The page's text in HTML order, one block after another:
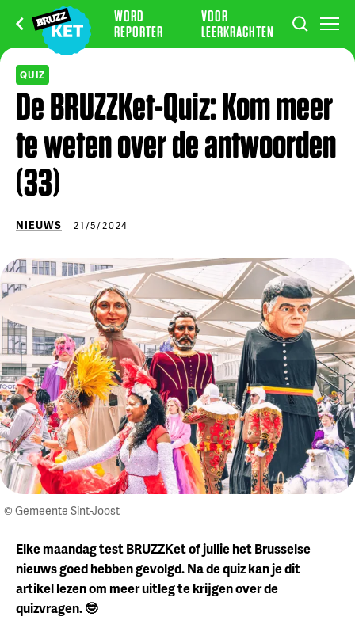
WORD
REPORTER
VOOR
LEERKRACHTEN
QUIZ
De BRUZZKet-Quiz: Kom meer
te weten over de antwoorden
(33)
NIEUWS 21/5/2024
© Gemeente Sint-Joost
Elke maandag test BRUZZKet of jullie het Brusselse
nieuws goed hebben gevolgd. Na de quiz kan je dit
artikel lezen om meer uitleg te krijgen over de
quizvragen. 🤓